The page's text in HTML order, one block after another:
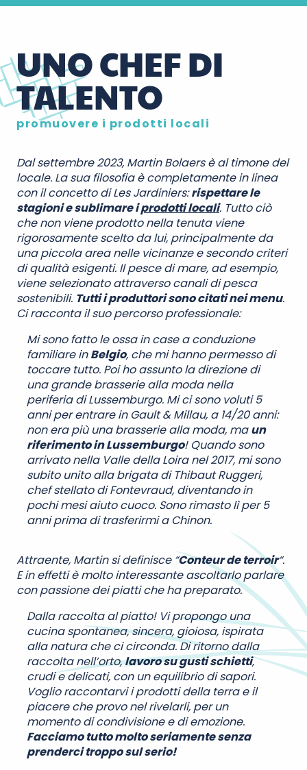
UNO CHEF DI
TALENTO
promuovere i prodotti locali
Dal settembre 2023, Martin Bolaers è al timone del
locale. La sua filosofia è completamente in linea
con il concetto di Les Jardiniers:rispettare le
stagioni e sublimare iprodotti locali. Tutto ciò
che non viene prodotto nella tenuta viene
rigorosamente scelto da lui, principalmente da
una piccola area nelle vicinanze e secondo criteri
di qualità esigenti. Il pesce di mare, ad esempio,
viene selezionato attraverso canali di pesca
sostenibili. Tutti i produttori sono citati nei menu.
Ci racconta il suo percorso professionale:
Mi sono fatto le ossa in case a conduzione
familiare inBelgio, che mi hanno permesso di
toccare tutto. Poi ho assunto la direzione di
una grande brasserie alla moda nella
periferia di Lussemburgo. Mi ci sono voluti 5
anni per entrare in Gault & Millau, a 14/20 anni:
non era più una brasserie alla moda, maun
riferimento in Lussemburgo! Quando sono
arrivato nella Valle della Loira nel 2017, mi sono
subito unito alla brigata di Thibaut Ruggeri,
chef stellato di Fontevraud, diventando in
pochi mesi aiuto cuoco. Sono rimasto lì per 5
anni prima di trasferirmi a Chinon.
Attraente, Martin si definisce “Conteur de terroir“.
E in effetti è molto interessante ascoltarlo parlare
con passione dei piatti che ha preparato.
Dalla raccolta al piatto! Vi propongo una
cucina spontanea, sincera, gioiosa, ispirata
alla natura che ci circonda. Di ritorno dalla
raccolta nell’orto,lavoro su gusti schietti,
crudi e delicati, con un equilibrio di sapori.
Voglio raccontarvi i prodotti della terra e il
piacere che provo nel rivelarli, per un
momento di condivisione e di emozione.
Facciamo tutto molto seriamente senza
prenderci troppo sul serio!